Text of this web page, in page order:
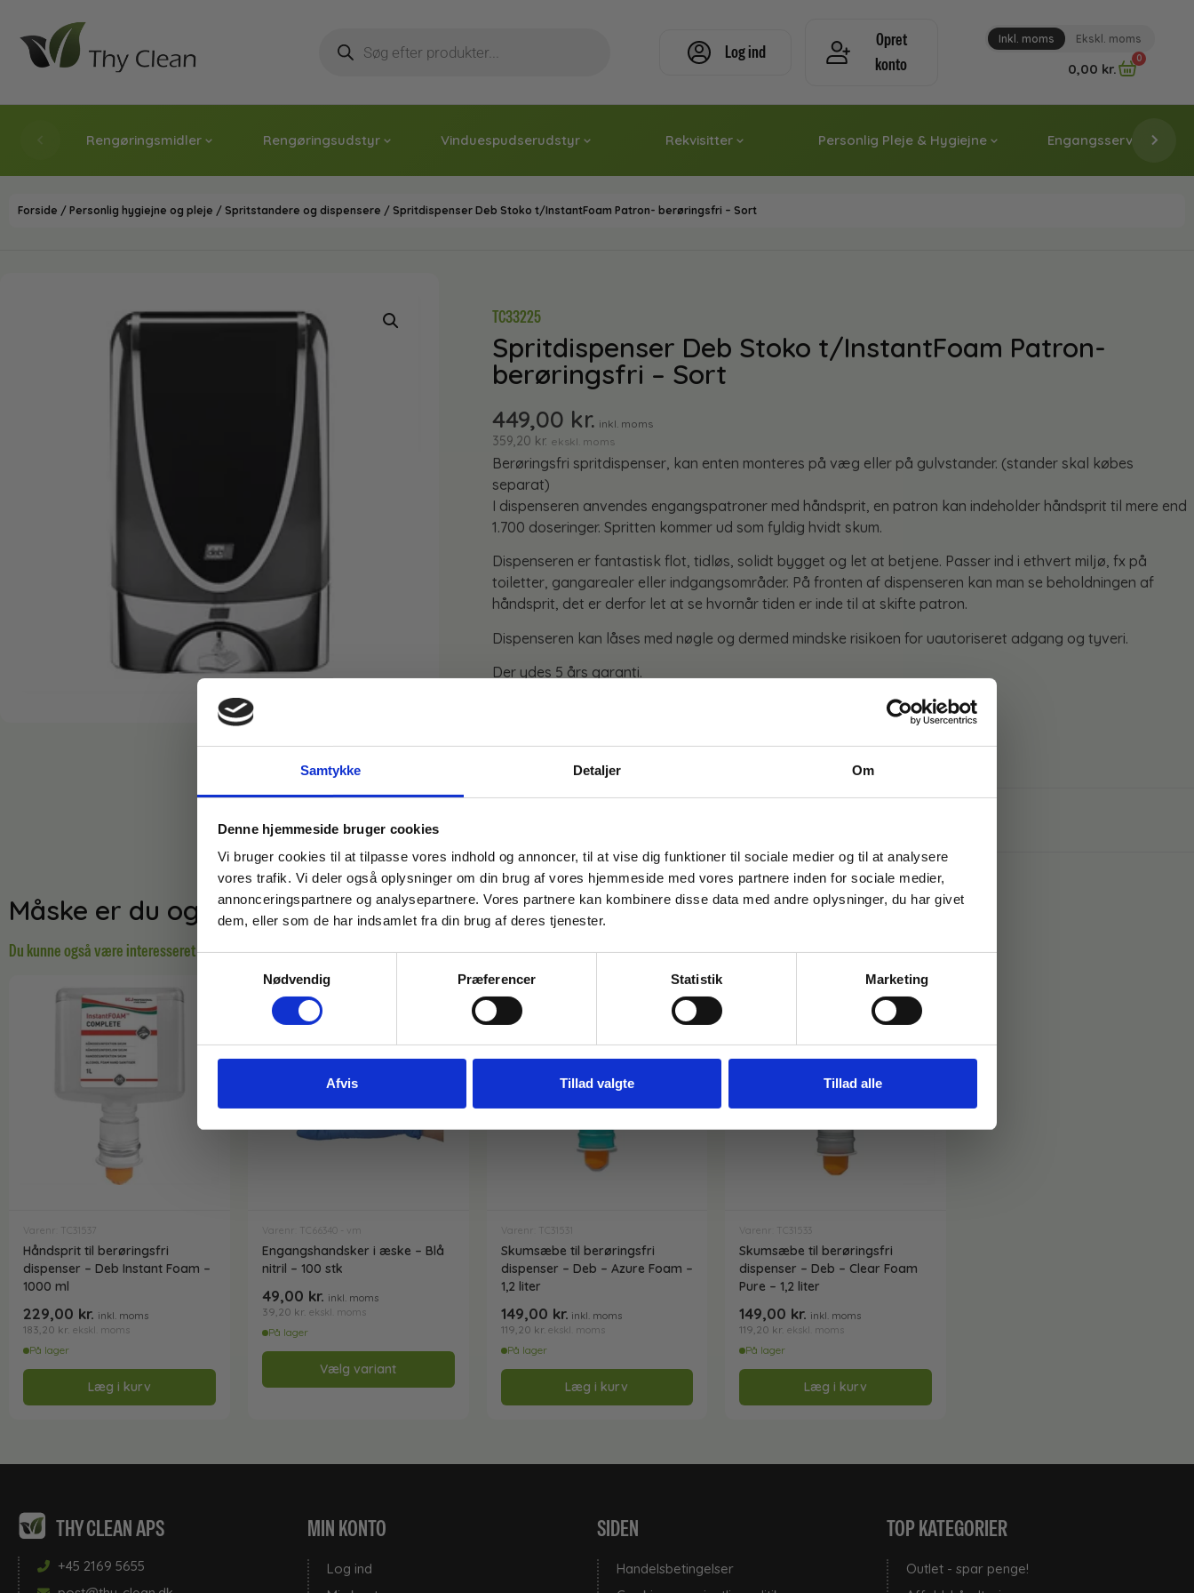
Samtykke Detaljer Om
Denne hjemmeside bruger cookies
Vi bruger cookies til at tilpasse vores indhold og annoncer, til at vise dig funktioner til sociale medier og til at analysere
vores trafik. Vi deler også oplysninger om din brug af vores hjemmeside med vores partnere inden for sociale medier,
annonceringspartnere og analysepartnere. Vores partnere kan kombinere disse data med andre oplysninger, du har givet
dem, eller som de har indsamlet fra din brug af deres tjenester.
Nødvendig
Præferencer Statistik Marketing
Afvis Tillad valgte Tillad alle
Log ind
Opret
konto
Inkl. moms Ekskl. moms
0,00 kr.
0
Rengøringsmidler Rengøringsudstyr Vinduespudserudstyr Rekvisitter Personlig Pleje & Hygiejne Engangsservice &
Forside / Personlig hygiejne og pleje / Spritstandere og dispensere / Spritdispenser Deb Stoko t/InstantFoam Patron- berøringsfri – Sort
TC33225
Spritdispenser Deb Stoko t/InstantFoam Patron-
berøringsfri – Sort
449,00 kr. inkl. moms
359,20 kr. ekskl. moms
Berøringsfri spritdispenser, kan enten monteres på væg eller på gulvstander. (stander skal købes
separat)
I dispenseren anvendes engangspatroner med håndsprit, en patron kan indeholder håndsprit til mere end
1.700 doseringer. Spritten kommer ud som fyldig hvidt skum.
Dispenseren er fantastisk flot, tidløs, solidt bygget og let at betjene. Passer ind i ethvert miljø, fx på
toiletter, gangarealer eller indgangsområder. På fronten af dispenseren kan man se beholdningen af
håndsprit, det er derfor let at se hvornår tiden er inde til at skifte patron.
Dispenseren kan låses med nøgle og dermed mindske risikoen for uautoriseret adgang og tyveri.
Der ydes 5 års garanti.
Måske er du også interesseret i følgende produkter:
Du kunne også være interesseret i…
Varenr: TC31537
Håndsprit til berøringsfri
dispenser – Deb Instant Foam –
1000 ml
229,00 kr. inkl. moms
183,20 kr. ekskl. moms
På lager
Læg i kurv
Varenr: TC66340 - vm
Engangshandsker i æske – Blå
nitril – 100 stk
49,00 kr. inkl. moms
39,20 kr. ekskl. moms
På lager
Vælg variant
Varenr: TC31531
Skumsæbe til berøringsfri
dispenser – Deb – Azure Foam –
1,2 liter
149,00 kr. inkl. moms
119,20 kr. ekskl. moms
På lager
Læg i kurv
Varenr: TC31533
Skumsæbe til berøringsfri
dispenser – Deb – Clear Foam
Pure – 1,2 liter
149,00 kr. inkl. moms
119,20 kr. ekskl. moms
På lager
Læg i kurv
THY CLEAN APS
+45 2169 5655
MIN KONTO
Log ind
SIDEN
Handelsbetingelser
TOP KATEGORIER
Outlet - spar penge!
Gem den, før den forsvinder!
Email